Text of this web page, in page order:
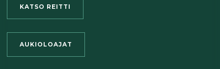
KATSO REITTI
AUKIOLOAJAT